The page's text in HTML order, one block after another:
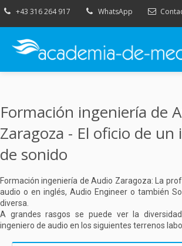
+43 316 264 917 WhatsApp
Formación ingeniería de
Zaragoza - El oficio de un
de sonido
Formación ingeniería de Audio Zaragoza: La
audio o en inglés, Audio Engineer o también
diversa.
A grandes rasgos se puede ver la
ingeniero de audio en los siguientes terrenos